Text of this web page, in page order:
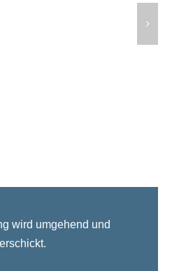
wird umgehend und